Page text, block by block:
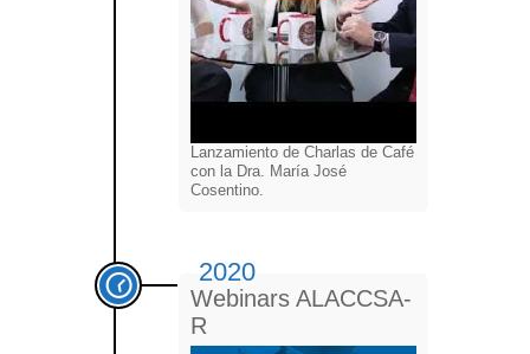
Lanzamiento de Charlas de Café
con la Dra. María José
Cosentino.
2020
Webinars ALACCSA-
R